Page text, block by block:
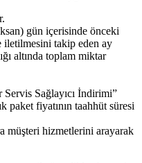
gün içerisinde önceki
iletilmesini takip eden ay
altında toplam miktar
Sağlayıcı İndirimi”
paket fiyatının taahhüt süresi
müşteri hizmetlerini arayarak